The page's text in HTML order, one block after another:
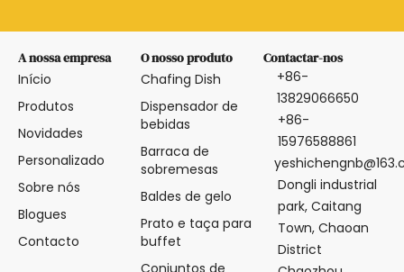
A nossa empresa
Início
Produtos
Novidades
Personalizado
Sobre nós
Blogues
Contacto
O nosso produto
Chafing Dish
Dispensador de
bebidas
Barraca de
sobremesas
Baldes de gelo
Prato e taça para
buffet
Conjuntos de
Contactar-nos
+86-
13829066650
+86-
15976588861
Dongli industrial
park, Caitang
Town, Chaoan
District